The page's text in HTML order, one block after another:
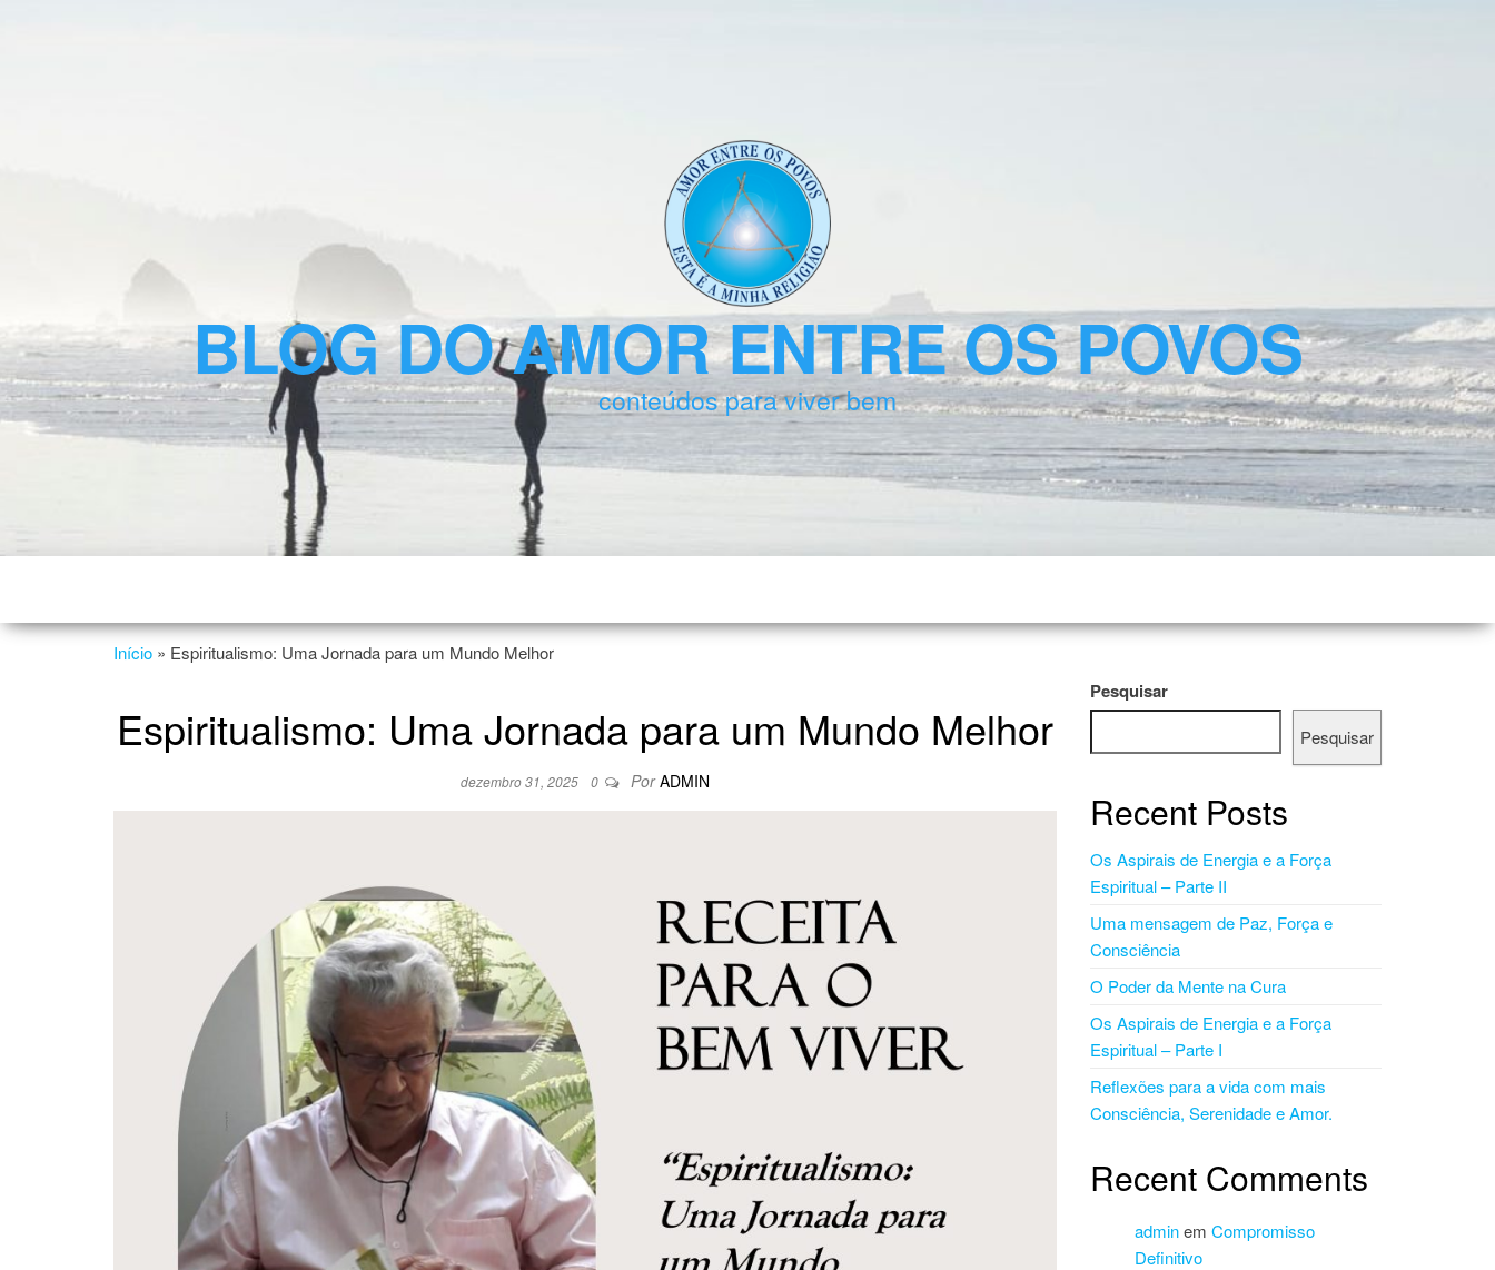
BLOG DO AMOR ENTRE OS POVOS
conteúdos para viver bem
Início » Espiritualismo: Uma Jornada para um Mundo Melhor
Espiritualismo: Uma Jornada para um Mundo Melhor
dezembro 31, 2025 0 Por ADMIN
Pesquisar
Pesquisar
Recent Posts
Os Aspirais de Energia e a Força
Espiritual – Parte II
Uma mensagem de Paz, Força e
Consciência
O Poder da Mente na Cura
Os Aspirais de Energia e a Força
Espiritual – Parte I
Reflexões para a vida com mais
Consciência, Serenidade e Amor.
Recent Comments
adminem Compromisso
Definitivo